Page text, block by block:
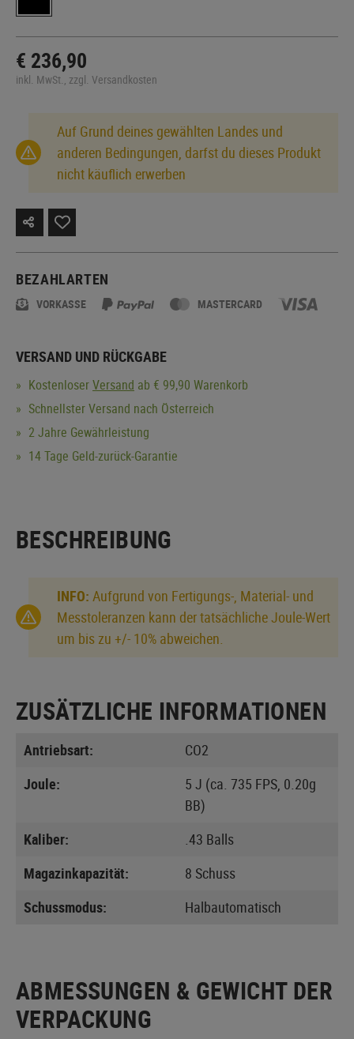
€ 236,90
inkl. MwSt., zzgl. Versandkosten
Auf Grund deines gewählten Landes und
anderen Bedingungen, darfst du dieses Produkt
nicht käuflich erwerben
BEZAHLARTEN
VORKASSE MASTERCARD
VERSAND UND RÜCKGABE
KostenloserVersand ab € 99,90 Warenkorb
Schnellster Versand nach Österreich
2 Jahre Gewährleistung
14 Tage Geld-zurück-Garantie
BESCHREIBUNG
INFO: Aufgrund von Fertigungs-, Material- und
Messtoleranzen kann der tatsächliche Joule-Wert
um bis zu +/- 10% abweichen.
ZUSÄTZLICHE INFORMATIONEN
Antriebsart:
CO2
Joule:
5 J (ca. 735 FPS, 0.20g
BB)
Kaliber:
.43 Balls
Magazinkapazität:
8 Schuss
Schussmodus:
Halbautomatisch
ABMESSUNGEN & GEWICHT DER
VERPACKUNG